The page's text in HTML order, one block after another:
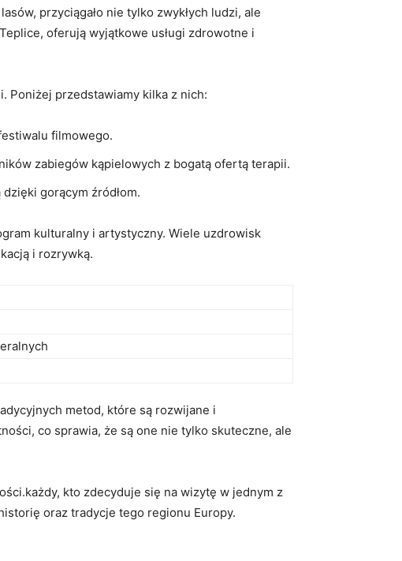
przyciągało nie tylko zwykłych ludzi, ale
oferują wyjątkowe usługi zdrowotne i
Poniżej przedstawiamy kilka z nich:
filmowego.
zabiegów‍ kąpielowych z bogatą ofertą terapii.
gorącym źródłom.
kulturalny i⁣ artystyczny. Wiele uzdrowisk
i rozrywką.
metod, które są rozwijane i
co sprawia, że ⁤są one nie tylko skuteczne, ale
⁢kto ⁣zdecyduje się na wizytę w jednym z
oraz tradycje tego regionu Europy.